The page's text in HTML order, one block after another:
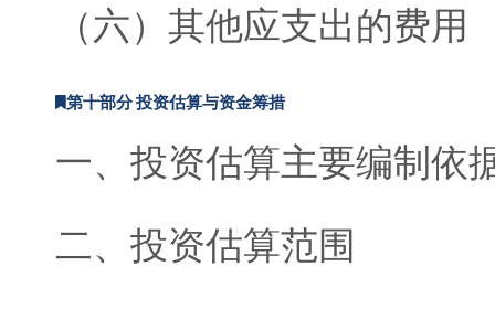
（六）其他应支出的费用
第十部分 投资估算与资金筹措
一、投资估算主要编制依
二、投资估算范围